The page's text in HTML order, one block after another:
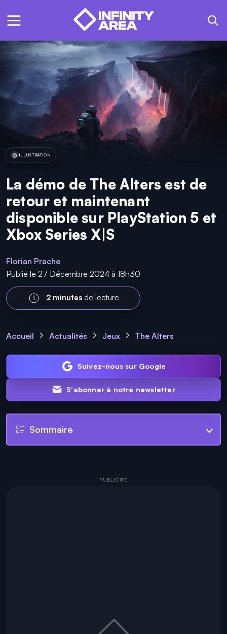
ILLUSTRATION
La démo de The Alters est de
retour et maintenant
disponible sur PlayStation 5 et
Xbox Series X|S
Florian Prache
Publié le 27 Décembre 2024 à 18h30
2 minutesde lecture
Accueil Actualités Jeux The Alters
Suivez-nous sur Google
S'abonner à notre newsletter
Sommaire